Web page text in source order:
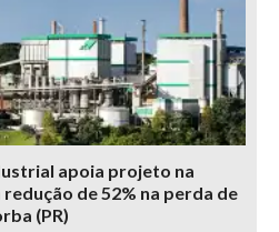
apoia projeto na
de 52% na perda de
(PR)